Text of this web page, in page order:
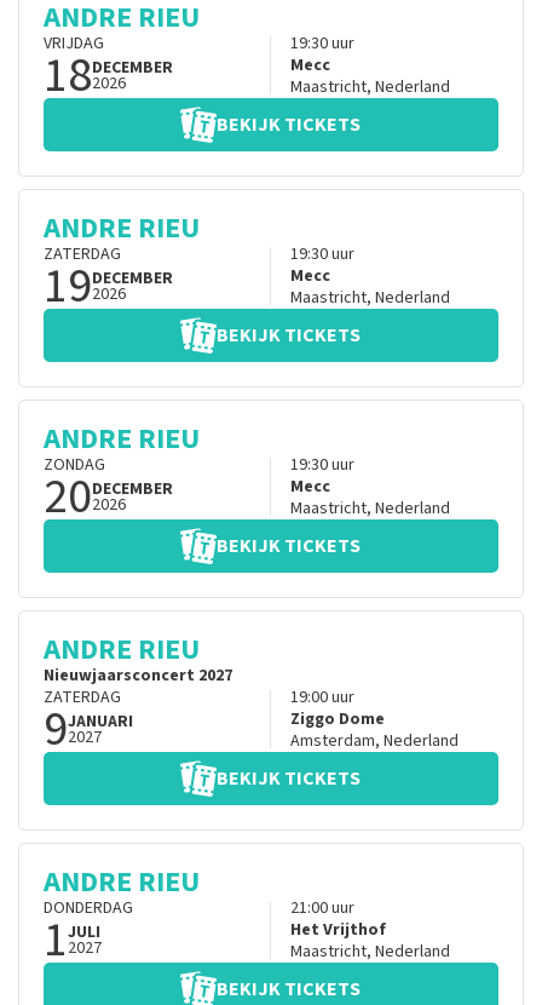
ANDRE RIEU
VRIJDAG
18DECEMBER
2026
19:30uur
Mecc
Maastricht, Nederland
BEKIJK TICKETS
ANDRE RIEU
ZATERDAG
19DECEMBER
2026
19:30uur
Mecc
Maastricht, Nederland
BEKIJK TICKETS
ANDRE RIEU
ZONDAG
20DECEMBER
2026
19:30uur
Mecc
Maastricht, Nederland
BEKIJK TICKETS
ANDRE RIEU
Nieuwjaarsconcert 2027
ZATERDAG
9JANUARI
2027
19:00uur
Ziggo Dome
Amsterdam, Nederland
BEKIJK TICKETS
ANDRE RIEU
DONDERDAG
1JULI
2027
21:00uur
Het Vrijthof
Maastricht, Nederland
BEKIJK TICKETS